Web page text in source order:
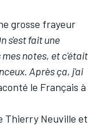
grosse frayeur
s'est fait une
notes, et c'était
Après ça, j'ai
le Français à
Thierry Neuville et